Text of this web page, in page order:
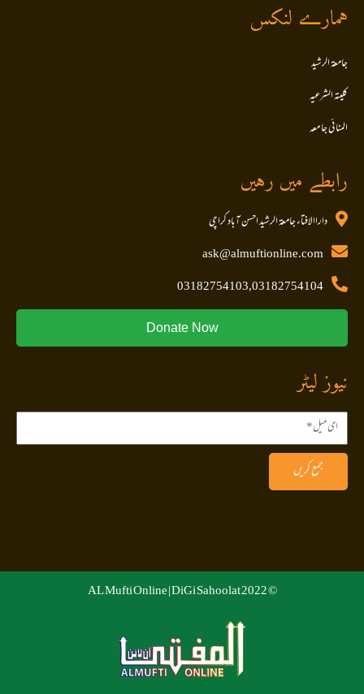
ہمارے لنکس
جامعۃ الرشید
کلیتہ الشرعیہ
المنا ئی جا معہ
رابطے میں رہیں
داراالافتاء جامعۃ الرشید احسن آباد کراچی
ask@almuftionline.com
03182754103,03182754104
Donate Now
نیوز لیٹر
جمع کریں
© 2022 AL Mufti Online |
DiGi Sahoolat